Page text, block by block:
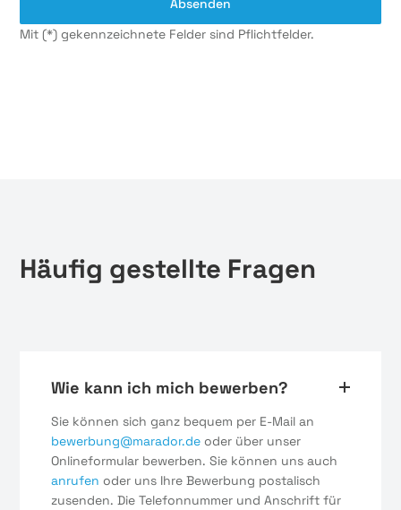
Mit (*) gekennzeichnete Felder sind Pflichtfelder.
Häufig gestellte Fragen
Wie kann ich mich bewerben?
Sie können sich ganz bequem per E-Mail an
bewerbung@marador.de oder über unser
Onlineformular bewerben. Sie können uns auch
anrufen oder uns Ihre Bewerbung postalisch
zusenden. Die Telefonnummer und Anschrift für